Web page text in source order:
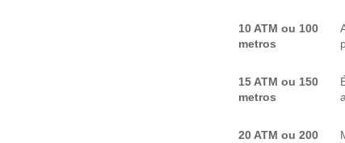
10 ATM ou 100
metros
15 ATM ou 150
metros
20 ATM ou 200